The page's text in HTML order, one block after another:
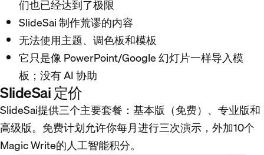
们也已经达到了极限
SlideSai 制作荒谬的内容
无法使用主题、调色板和模板
它只是像 PowerPoint/Google 幻灯片一样导入模
板；没有 AI 协助
SlideSai 定价
SlideSai提供三个主要套餐：基本版（免费）、专业版和
高级版。免费计划允许你每月进行三次演示，外加10个
Magic Write的人工智能积分。